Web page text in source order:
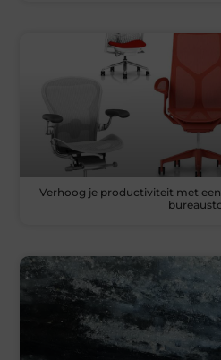
Verhoog je productiviteit met